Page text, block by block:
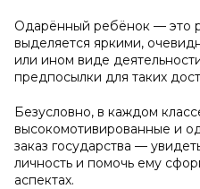
Одарённый ребёнок — это
выделяется яркими,
или ином виде
предпосылки для таких
Безусловно, в каждом
высокомотивированные и
заказ государства —
личность и помочь ему
аспектах.